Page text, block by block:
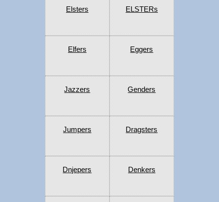
Elsters ELSTERs
Elfers Eggers
Jazzers Genders
Jumpers Dragsters
Dnjepers Denkers